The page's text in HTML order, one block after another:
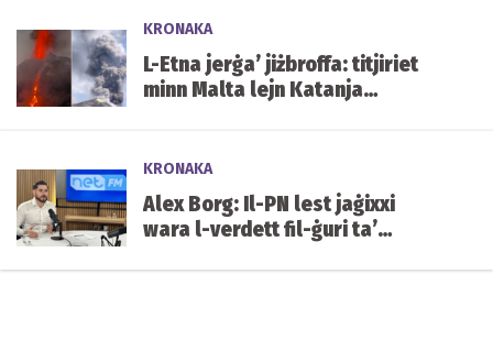
KRONAKA
L-Etna jerġa’ jiżbroffa: titjiriet
minn Malta lejn Katanja
KRONAKA
Alex Borg: Il-PN lest jaġixxi
wara l-verdett fil-ġuri ta’